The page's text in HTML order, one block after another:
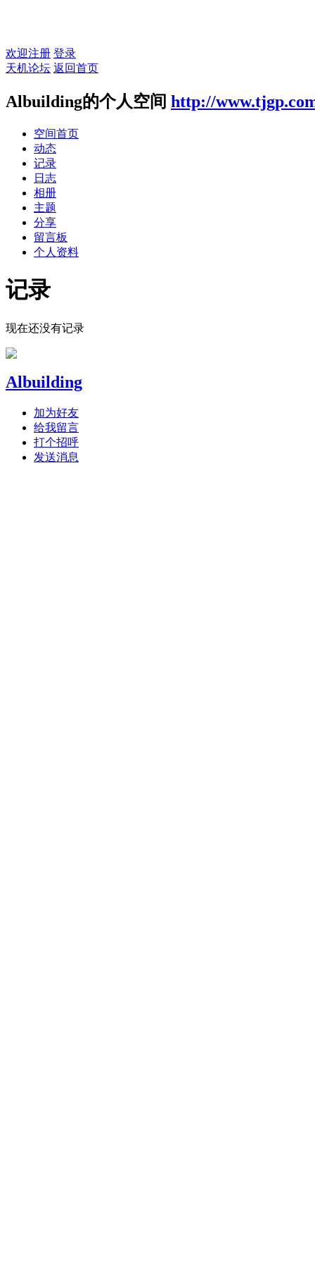
欢迎注册 登录
天机论坛 返回首页
Albuilding的个人空间 http://
空间首页
动态
记录
日志
相册
主题
分享
留言板
个人资料
记录
现在还没有记录
Albuilding
加为好友
给我留言
打个招呼
发送消息